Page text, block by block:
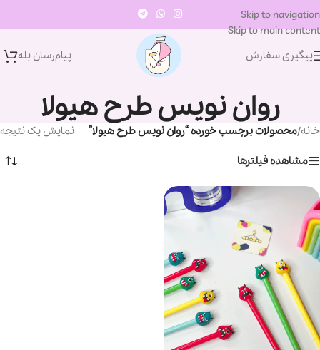
Skip to navigation
Skip to main content
پیگیری سفارش
پیام‌رسان‌ بله
روان نویس طرح هیولا
خانه/محصولات برچسب خورده “روان نویس طرح هیولا” نمایش یک نتیجه
مشاهده فیلترها